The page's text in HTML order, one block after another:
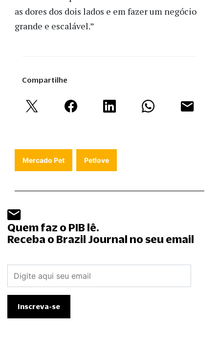
as dores dos dois lados e em fazer um negócio
grande e escalável.”
Compartilhe
Mercado Pet Petlove
Quem faz o PIB lê.
Receba o Brazil Journal no seu email